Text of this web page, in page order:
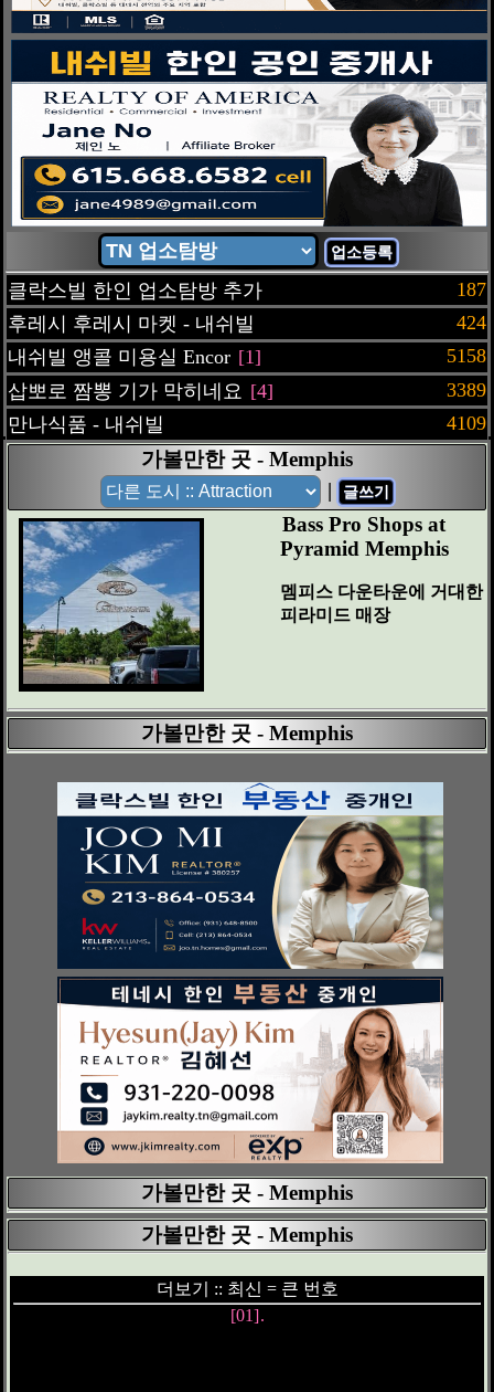
업소등록
클락스빌 한인 업소탐방 추가
187
후레시 후레시 마켓 - 내쉬빌
424
내쉬빌 앵콜 미용실 Encor [1]
5158
삽뽀로 짬뽕 기가 막히네요 [4]
3389
만나식품 - 내쉬빌
4109
가볼만한 곳 - Memphis
| 글쓰기
Bass Pro Shops at
Pyramid Memphis
멤피스 다운타운에 거대한
피라미드 매장
가볼만한 곳 - Memphis
가볼만한 곳 - Memphis
가볼만한 곳 - Memphis
더보기 :: 최신 = 큰 번호
[01].